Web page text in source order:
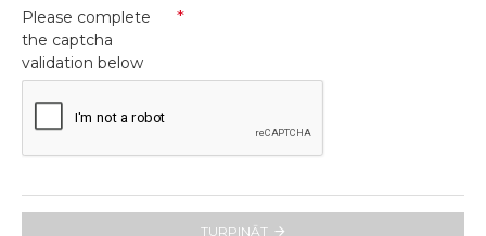
Please complete
the captcha
validation below
TURPINĀT